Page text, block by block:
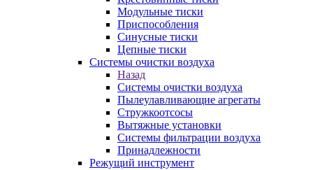
Модульные тиски
Приспособления
Синусные тиски
Цепные тиски
Системы очистки воздуха
Назад
Системы очистки воздуха
Пылеулавливающие агрегаты
Стружкоотсосы
Вытяжные установки
Системы фильтрации воздуха
Принадлежности
Режущий инструмент